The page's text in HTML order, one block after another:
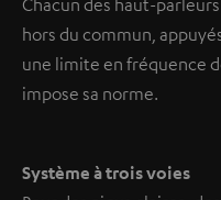
hors du commun,
une limite en fréquence
impose sa norme.
Système à trois voies